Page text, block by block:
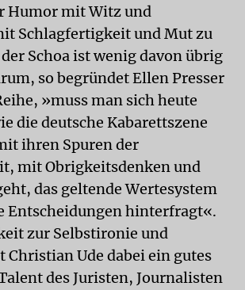
Humor mit Witz und
Schlagfertigkeit und Mut zu
Schoa ist wenig davon übrig
so begründet Ellen Presser
»muss man sich heute
die deutsche Kabarettszene
ihren Spuren der
mit Obrigkeitsdenken und
das geltende Wertesystem
Entscheidungen hinterfragt«.
zur Selbstironie und
Ude dabei ein gutes
des Juristen, Journalisten